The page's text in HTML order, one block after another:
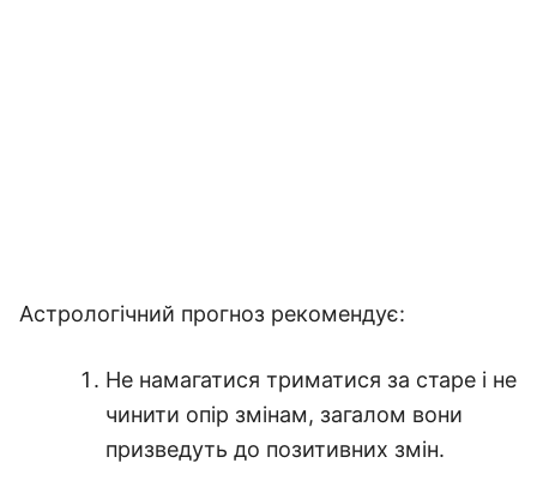
Астрологічний прогноз рекомендує:
Не намагатися триматися за старе і не
чинити опір змінам, загалом вони
призведуть до позитивних змін.